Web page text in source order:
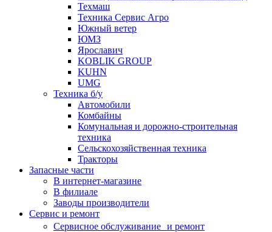
Техмаш
Техника Сервис Агро
Южный ветер
ЮМЗ
Ярославич
KOBLIK GROUP
KUHN
UMG
Техника б/у
Автомобили
Комбайны
Комунальная и дорожно-строительная
техника
Сельскохозяйственная техника
Тракторы
Запасные части
В интернет-магазине
В филиале
Заводы производители
Сервис и ремонт
Сервисное обслуживание и ремонт